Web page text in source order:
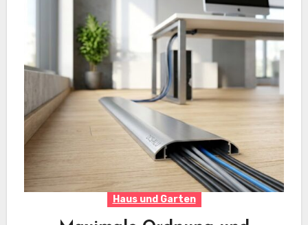
Haus und Garten